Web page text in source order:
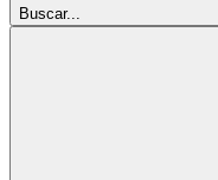
Buscar...